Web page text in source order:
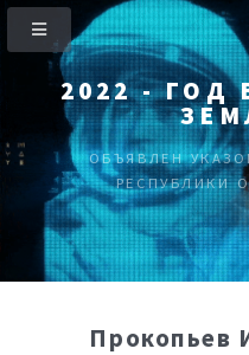
2022 -
ОБЪЯВЛЕН
РЕСПУБЛИКИ
Прокопьев